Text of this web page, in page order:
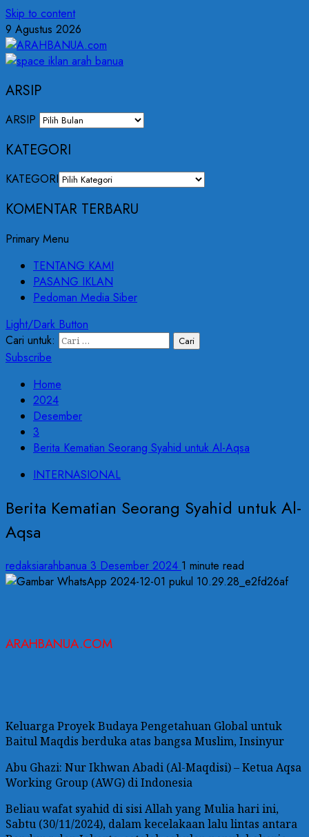
Skip to content
9 Agustus 2026
ARSIP
ARSIP
KATEGORI
KATEGORI
KOMENTAR TERBARU
Primary Menu
TENTANG KAMI
PASANG IKLAN
Pedoman Media Siber
Light/Dark Button
Cari untuk:
Subscribe
Home
2024
Desember
3
Berita Kematian Seorang Syahid untuk Al-Aqsa
INTERNASIONAL
Berita Kematian Seorang Syahid untuk Al-
Aqsa
redaksiarahbanua 3 Desember 2024 1 minute read
ARAHBANUA.COM
Keluarga Proyek Budaya Pengetahuan Global untuk
Baitul Maqdis berduka atas bangsa Muslim, Insinyur
Abu Ghazi: Nur Ikhwan Abadi (Al-Maqdisi) – Ketua Aqsa
Working Group (AWG) di Indonesia
Beliau wafat syahid di sisi Allah yang Mulia hari ini,
Sabtu (30/11/2024), dalam kecelakaan lalu lintas antara